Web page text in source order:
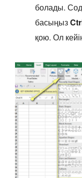
болады.
басыңыз
қою. Ол